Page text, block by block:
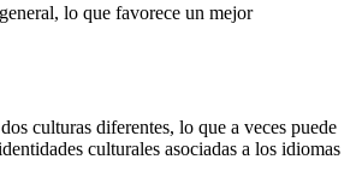
lo que favorece un mejor
culturas diferentes, lo que a veces puede
culturales asociadas a los idiomas